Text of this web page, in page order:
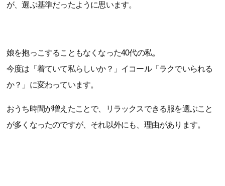
が、選ぶ基準だったように思います。
娘を抱っこすることもなくなった40代の私。
今度は「着ていて私らしいか？」イコール「ラクでいられる
か？」に変わっています。
おうち時間が増えたことで、リラックスできる服を選ぶこと
が多くなったのですが、それ以外にも、理由があります。